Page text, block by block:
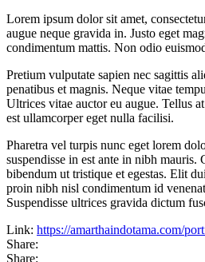
Lorem ipsum dolor sit amet,
augue neque gravida in. Justo eget
condimentum mattis. Non odio
Pretium vulputate sapien nec sagittis
penatibus et magnis. Neque vitae
Ultrices vitae auctor eu augue. Tellus
est ullamcorper eget nulla facilisi.
Pharetra vel turpis nunc eget lorem
suspendisse in est ante in nibh
bibendum ut tristique et egestas. Elit
proin nibh nisl condimentum id
Suspendisse ultrices gravida dictum
Link: https://amarthaindotama.com/
Share:
Share: